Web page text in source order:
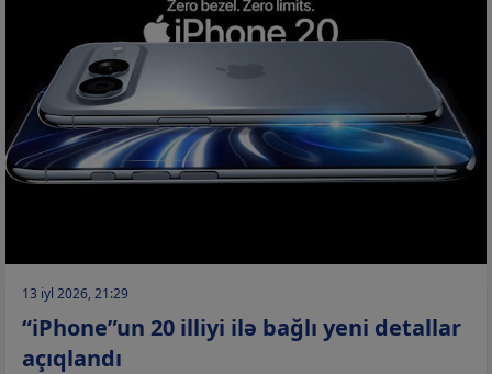
13 iyl 2026, 21:29
“iPhone”un 20 illiyi ilə bağlı yeni detallar
açıqlandı